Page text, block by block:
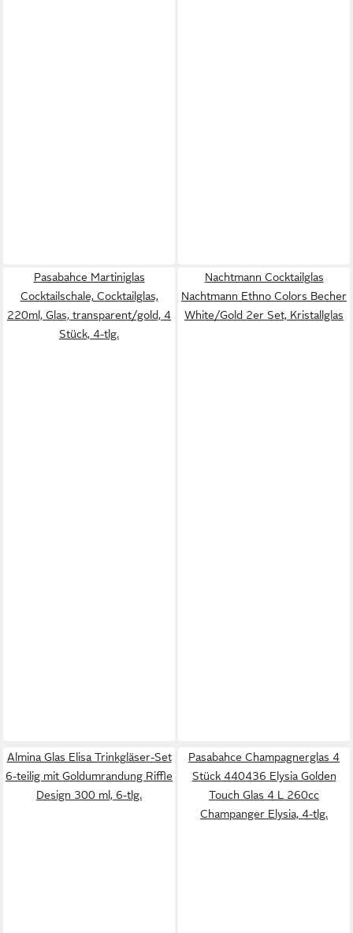
Pasabahce Martiniglas
Cocktailschale, Cocktailglas,
220ml, Glas, transparent/gold, 4
Stück, 4-tlg.
Nachtmann Cocktailglas
Nachtmann Ethno Colors Becher
White/Gold 2er Set, Kristallglas
Almina Glas Elisa Trinkgläser-Set
6-teilig mit Goldumrandung Riffle
Design 300 ml, 6-tlg.
Pasabahce Champagnerglas 4
Stück 440436 Elysia Golden
Touch Glas 4 L 260cc
Champanger Elysia, 4-tlg.